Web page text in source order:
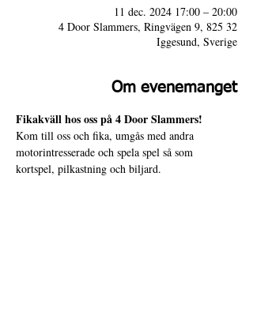
11 dec. 2024 17:00 – 20:00
4 Door Slammers, Ringvägen 9, 825 32
Iggesund, Sverige
Om evenemanget
Fikakväll hos oss på 4 Door Slammers!
Kom till oss och fika, umgås med andra
motorintresserade och spela spel så som
kortspel, pilkastning och biljard.